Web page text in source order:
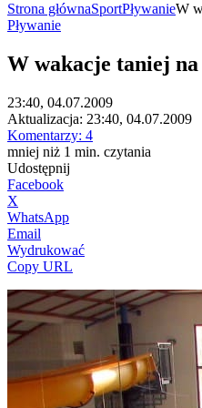
Strona głównaSportPływanieW
Pływanie
W wakacje taniej
23:40, 04.07.2009
Aktualizacja: 23:40, 04.07.2009
Komentarzy: 4
mniej niż 1 min. czytania
Udostępnij
Facebook
X
WhatsApp
Email
Wydrukować
Copy URL